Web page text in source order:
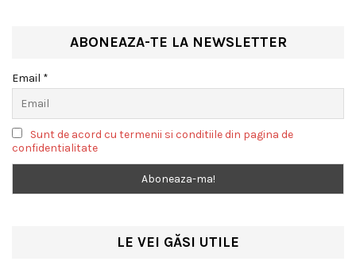
ABONEAZA-TE LA NEWSLETTER
Email *
Sunt de acord cu termenii si conditiile din pagina de
confidentialitate
LE VEI GĂSI UTILE